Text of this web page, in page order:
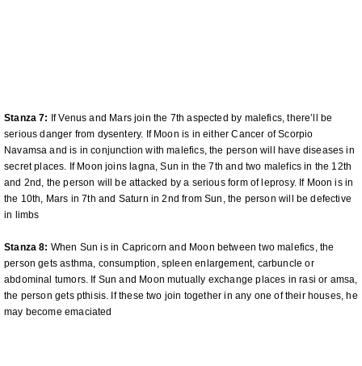
Stanza 7: If Venus and Mars join the 7th aspected by malefics, there’ll be
serious danger from dysentery. If Moon is in either Cancer of Scorpio
Navamsa and is in conjunction with malefics, the person will have diseases in
secret places. If Moon joins lagna, Sun in the 7th and two malefics in the 12th
and 2nd, the person will be attacked by a serious form of leprosy. If Moon is in
the 10th, Mars in 7th and Saturn in 2nd from Sun, the person will be defective
in limbs
Stanza 8: When Sun is in Capricorn and Moon between two malefics, the
person gets asthma, consumption, spleen enlargement, carbuncle or
abdominal tumors. If Sun and Moon mutually exchange places in rasi or amsa,
the person gets pthisis. If these two join together in any one of their houses, he
may become emaciated